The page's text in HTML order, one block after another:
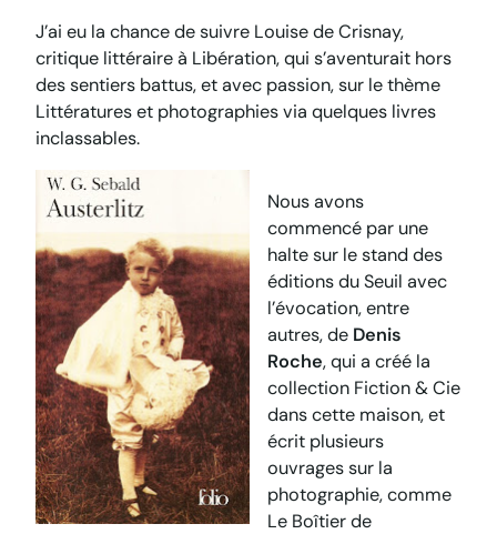
J’ai eu la chance de suivre Louise de Crisnay,
critique littéraire à Libération, qui s’aventurait hors
des sentiers battus, et avec passion, sur le thème
Littératures et photographiesvia quelques livres
inclassables.
Nous avons
commencé par une
halte sur le stand des
éditions du Seuil avec
l’évocation, entre
autres, de Denis
Roche, qui a créé la
collection Fiction & Cie
dans cette maison, et
écrit plusieurs
ouvrages sur la
photographie, comme
Le Boîtier de